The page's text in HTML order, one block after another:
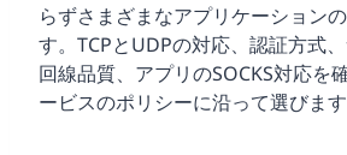
らずさまざまなアプリケーション
す。TCPとUDPの対応、認証方式、
回線品質、アプリのSOCKS対応を
ービスのポリシーに沿って選びます